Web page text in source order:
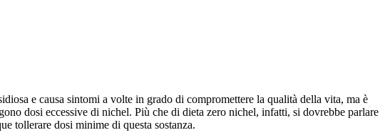
e causa sintomi a volte in grado di compromettere la qualità della vita, ma è
dosi eccessive di nichel. Più che di dieta zero nichel, infatti, si dovrebbe parlare
tollerare dosi minime di questa sostanza.